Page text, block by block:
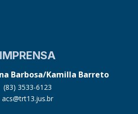
IMPRENSA
Barbosa/Kamilla Barreto
(83) 3533-6123
acs@trt13.jus.br